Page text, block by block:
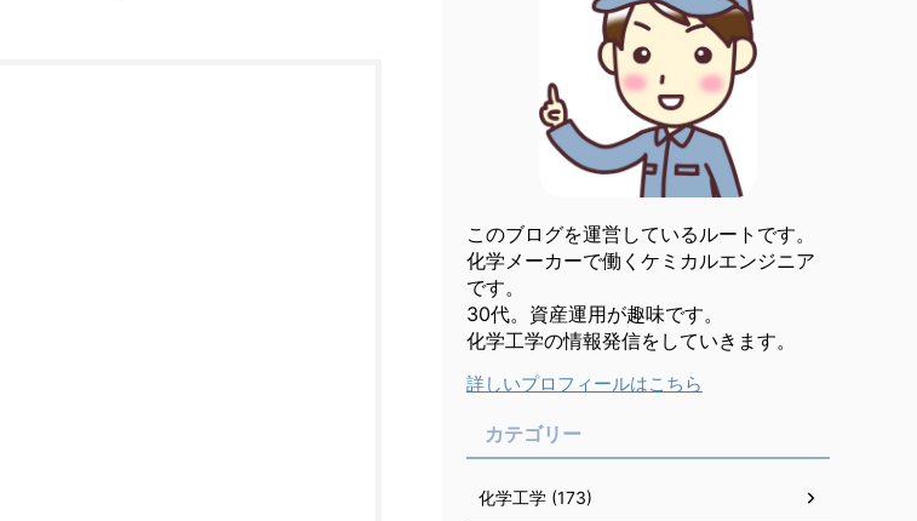
このブログを運営しているルートです。
化学メーカーで働くケミカルエンジニア
です。
30代。資産運用が趣味です。
化学工学の情報発信をしていきます。
詳しいプロフィールはこちら
カテゴリー
化学工学 (173)